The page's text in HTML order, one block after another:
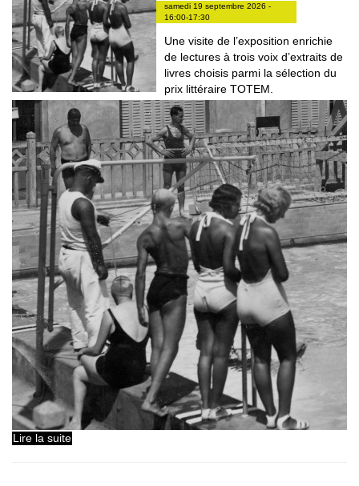
samedi 19 septembre 2026 -
16:00-17:30
Une visite de l’exposition enrichie
de lectures à trois voix d’extraits de
livres choisis parmi la sélection du
prix littéraire TOTEM.
Lire la suite